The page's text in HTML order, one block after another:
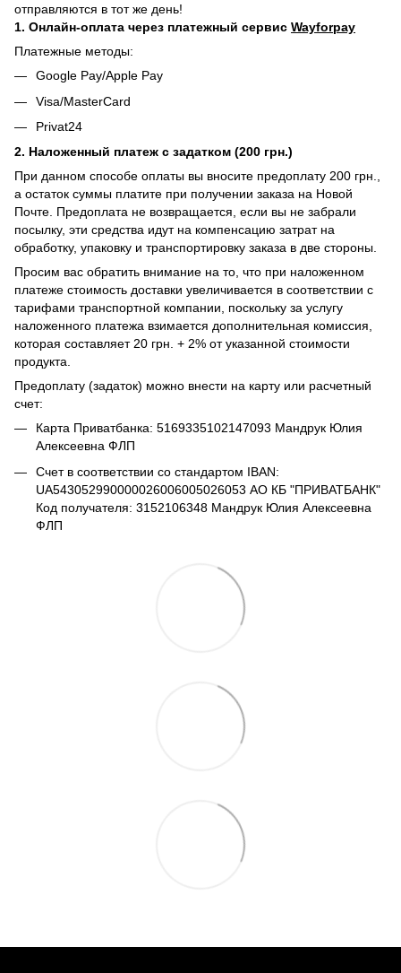
отправляются в тот же день!
1. Онлайн-оплата через платежный сервис Wayforpay
Платежные методы:
Google Pay/Apple Pay
Visa/MasterCard
Privat24
2. Наложенный платеж с задатком (200 грн.)
При данном способе оплаты вы вносите предоплату 200 грн.,
а остаток суммы платите при получении заказа на Новой
Почте. Предоплата не возвращается, если вы не забрали
посылку, эти средства идут на компенсацию затрат на
обработку, упаковку и транспортировку заказа в две стороны.
Просим вас обратить внимание на то, что при наложенном
платеже стоимость доставки увеличивается в соответствии с
тарифами транспортной компании, поскольку за услугу
наложенного платежа взимается дополнительная комиссия,
которая составляет 20 грн. + 2% от указанной стоимости
продукта.
Предоплату (задаток) можно внести на карту или расчетный
счет:
Карта Приватбанка: 5169335102147093 Мандрук Юлия
Алексеевна ФЛП
Счет в соответствии со стандартом IBAN:
UA543052990000026006005026053 АО КБ "ПРИВАТБАНК"
Код получателя: 3152106348 Мандрук Юлия Алексеевна
ФЛП